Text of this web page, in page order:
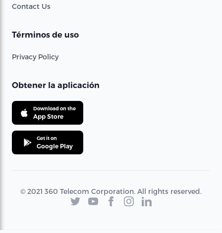
Contact Us
Términos de uso
Privacy Policy
Obtener la aplicación
Download on the
App Store
Get it on
Google Play
© 2021 360 Telecom Corporation. All rights reserved.